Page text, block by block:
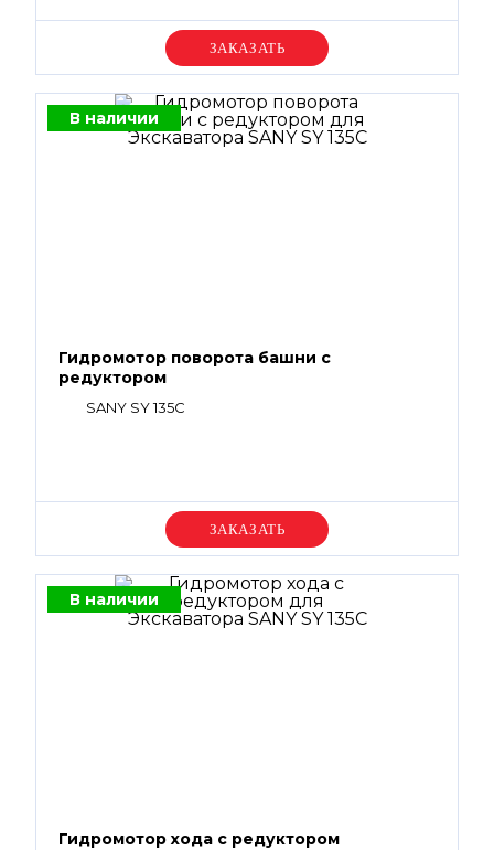
Уточняйте цену
В наличии
Гидромотор поворота башни с
редуктором
SANY SY 135C
Уточняйте цену
В наличии
Гидромотор хода с редуктором